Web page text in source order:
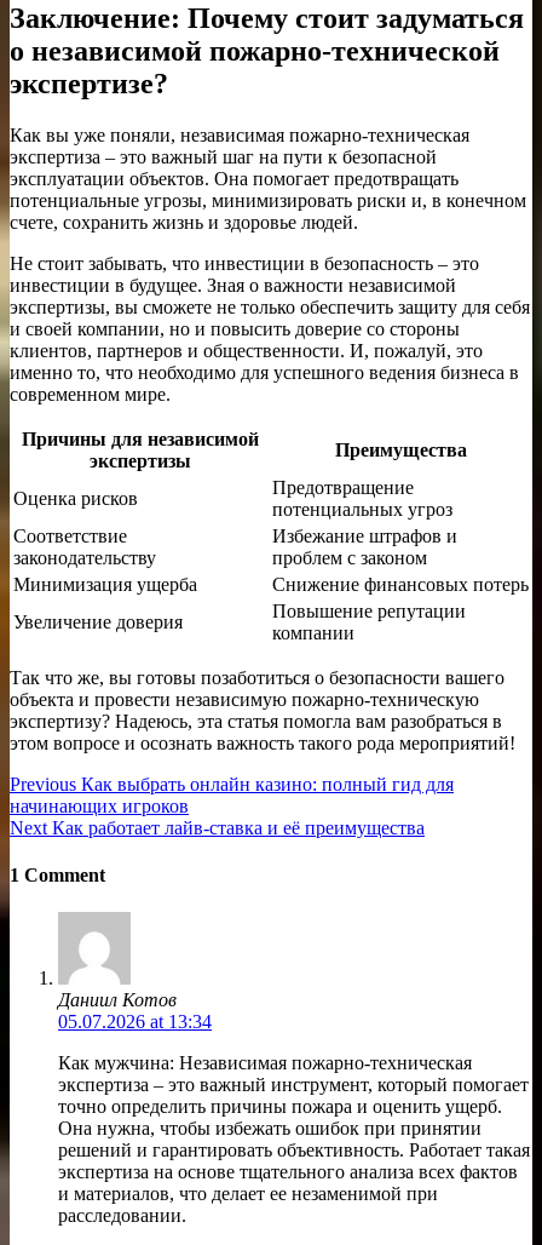
Заключение: Почему стоит задуматься
о независимой пожарно-технической
экспертизе?
Как вы уже поняли, независимая пожарно-техническая
экспертиза – это важный шаг на пути к безопасной
эксплуатации объектов. Она помогает предотвращать
потенциальные угрозы, минимизировать риски и, в конечном
счете, сохранить жизнь и здоровье людей.
Не стоит забывать, что инвестиции в безопасность – это
инвестиции в будущее. Зная о важности независимой
экспертизы, вы сможете не только обеспечить защиту для себя
и своей компании, но и повысить доверие со стороны
клиентов, партнеров и общественности. И, пожалуй, это
именно то, что необходимо для успешного ведения бизнеса в
современном мире.
Причины для независимой
экспертизы
Преимущества
Оценка рисков
Предотвращение
потенциальных угроз
Соответствие
законодательству
Избежание штрафов и
проблем с законом
Минимизация ущерба
Снижение финансовых потерь
Увеличение доверия
Повышение репутации
компании
Так что же, вы готовы позаботиться о безопасности вашего
объекта и провести независимую пожарно-техническую
экспертизу? Надеюсь, эта статья помогла вам разобраться в
этом вопросе и осознать важность такого рода мероприятий!
Навигация
по
Previous Previous
post:
Как выбрать онлайн казино: полный гид для
начинающих игроков
Next Next
Как работает лайв-ставка и её преимущества
1 Comment
Даниил Котов
05.07.2026 at 13:34
Как мужчина: Независимая пожарно-техническая
экспертиза – это важный инструмент, который помогает
точно определить причины пожара и оценить ущерб.
Она нужна, чтобы избежать ошибок при принятии
решений и гарантировать объективность. Работает такая
экспертиза на основе тщательного анализа всех фактов
и материалов, что делает ее незаменимой при
расследовании.